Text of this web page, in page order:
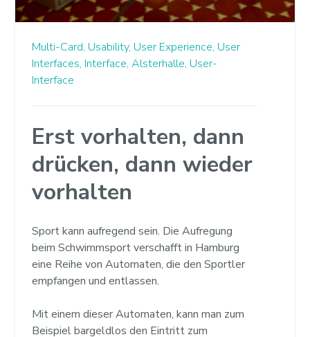
Multi-Card, Usability, User Experience, User
Interfaces, Interface, Alsterhalle, User-
Interface
Erst vorhalten, dann
drücken, dann wieder
vorhalten
Sport kann aufregend sein. Die Aufregung
beim Schwimmsport verschafft in Hamburg
eine Reihe von Automaten, die den Sportler
empfangen und entlassen.
Mit einem dieser Automaten, kann man zum
Beispiel bargeldlos den Eintritt zum